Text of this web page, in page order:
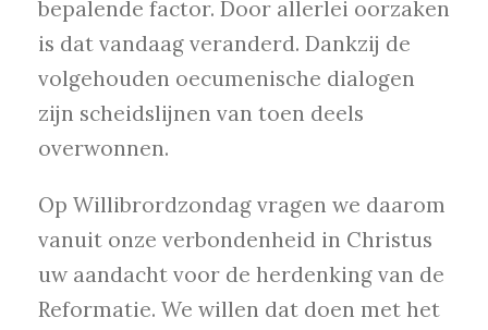
bepalende factor. Door allerlei oorzaken
is dat vandaag veranderd. Dankzij de
volgehouden oecumenische dialogen
zijn scheidslijnen van toen deels
overwonnen.
Op Willibrordzondag vragen we daarom
vanuit onze verbondenheid in Christus
uw aandacht voor de herdenking van de
Reformatie. We willen dat doen met het